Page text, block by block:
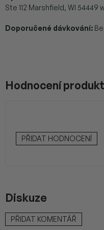
Ste 112 Marshfield, Wl
Doporučené dávkování:
Hodnocení
PŘIDAT HODNOCENÍ
Diskuze
PŘIDAT KOMENTÁŘ